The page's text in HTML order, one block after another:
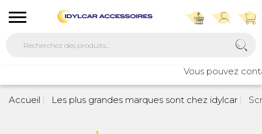
Vous pouvez
Accueil Les plus grandes marques sont chez idylcar